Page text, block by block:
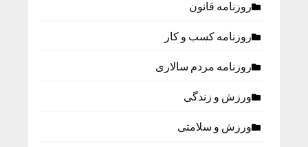
روزنامه قانون
روزنامه كسب و كار
روزنامه مردم سالاری
ورزش و زندگی
ورزش و سلامتی